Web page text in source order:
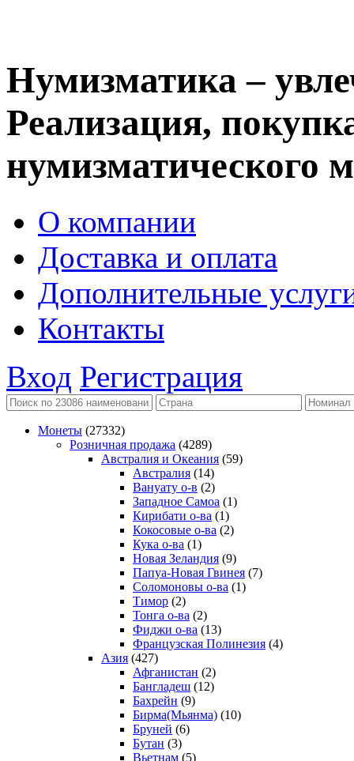
Нумизматика –
Реализация,
нумизматического
О компании
Доставка и оплата
Дополнительные
Контакты
Вход Регистрация
Монеты (27332)
Розничная продажа (4289)
Австралия и Океания (59)
Австралия (14)
Вануату о-в (2)
Западное Самоа (1)
Кирибати о-ва (1)
Кокосовые о-ва (2)
Кука о-ва (1)
Новая Зеландия (9)
Папуа-Новая Гвинея (7)
Соломоновы о-ва (1)
Тимор (2)
Тонга о-ва (2)
Фиджи о-ва (13)
Французская Полинезия (4)
Азия (427)
Афганистан (2)
Бангладеш (12)
Бахрейн (9)
Бирма(Мьянма) (10)
Бруней (6)
Бутан (3)
Вьетнам (5)